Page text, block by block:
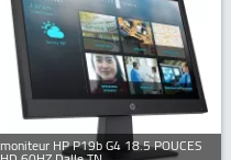
moniteur HP P19b G4 18.5 POUCES